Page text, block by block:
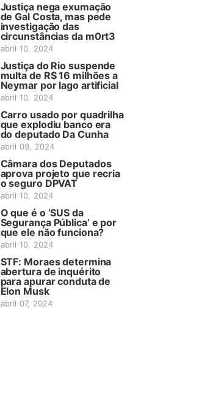
Justiça nega exumação
de Gal Costa, mas pede
investigação das
circunstâncias da m0rt3
abril 10, 2024
Justiça do Rio suspende
multa de R$ 16 milhões a
Neymar por lago artificial
abril 10, 2024
Carro usado por quadrilha
que explodiu banco era
do deputado Da Cunha
abril 09, 2024
Câmara dos Deputados
aprova projeto que recria
o seguro DPVAT
abril 10, 2024
O que é o ‘SUS da
Segurança Pública’ e por
que ele não funciona?
abril 10, 2024
STF: Moraes determina
abertura de inquérito
para apurar conduta de
Elon Musk
abril 07, 2024